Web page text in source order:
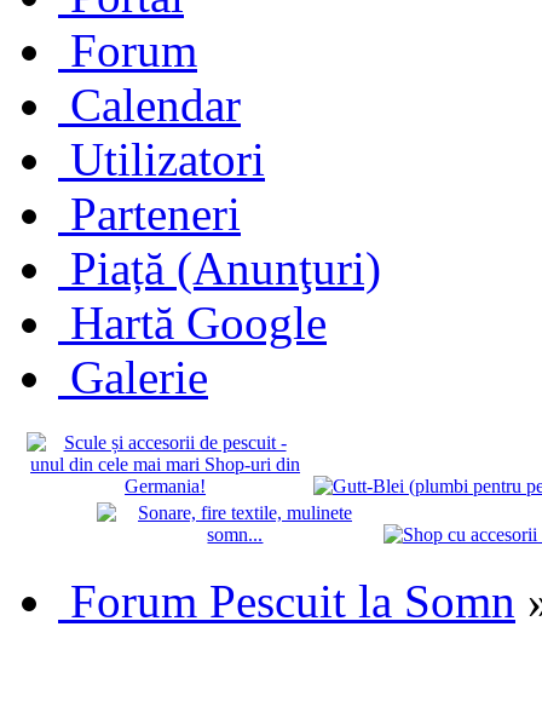
Forum
Calendar
Utilizatori
Parteneri
Piață (Anunţuri)
Hartă Google
Galerie
Forum Pescuit la Somn